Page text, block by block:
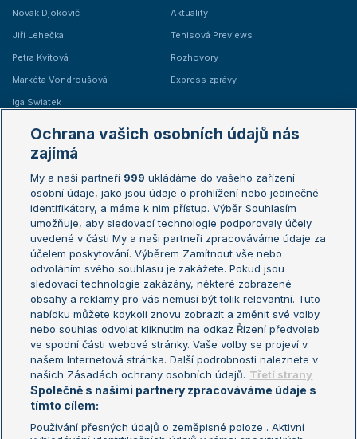
Novak Djokovič
Jiří Lehečka
Petra Kvitová
Markéta Vondroušová
Iga Swiatek
Aktuality
Tenisová Previews
Rozhovory
Express zprávy
Žebříčky
Žebříček ATP (muži)
Žebříček WTA (ženy)
Sázkařský žebříček
Australian Open
French Open
Wimbledon
US Open
Turnaj mistrů
Turnaj mistryň
Aktualní trendy
Fotbalové přestupy
Livesport Daily
LS Prague Open
Ochrana vašich osobních údajů nás
zajímá
My a naši partneři 999 ukládáme do vašeho zařízení
osobní údaje, jako jsou údaje o prohlížení nebo jedinečné
identifikátory, a máme k nim přístup. Výběr Souhlasím
umožňuje, aby sledovací technologie podporovaly účely
uvedené v části My a naši partneři zpracováváme údaje za
účelem poskytování. Výběrem Zamítnout vše nebo
odvoláním svého souhlasu je zakážete. Pokud jsou
sledovací technologie zakázány, některé zobrazené
obsahy a reklamy pro vás nemusí být tolik relevantní. Tuto
nabídku můžete kdykoli znovu zobrazit a změnit své volby
nebo souhlas odvolat kliknutím na odkaz Řízení předvoleb
ve spodní části webové stránky. Vaše volby se projeví v
našem Internetová stránka. Další podrobnosti naleznete v
našich Zásadách ochrany osobních údajů. Třetí strany
Společně s našimi partnery zpracováváme údaje s
tímto cílem:
Používání přesných údajů o zeměpisné poloze . Aktivní